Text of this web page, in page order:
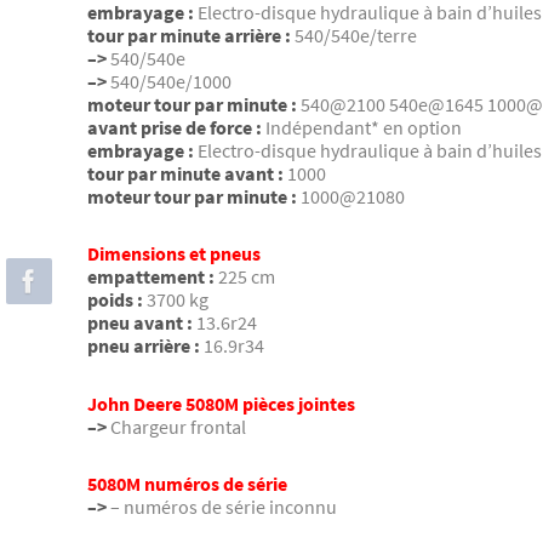
embrayage : Electro-disque hydraulique à bain d’huiles
tour par minute arrière : 540/540e/terre
–>540/540e
–>540/540e/1000
moteur tour par minute : 540@2100 540e@1645
avant prise de force : Indépendant* en option
embrayage : Electro-disque hydraulique à bain d’huiles
tour par minute avant : 1000
moteur tour par minute : 1000@21080
Dimensions et pneus
empattement : 225 cm
poids : 3700 kg
pneu avant : 13.6r24
pneu arrière : 16.9r34
John Deere 5080M pièces jointes
–> Chargeur frontal
5080M numéros de série
–>– numéros de série inconnu